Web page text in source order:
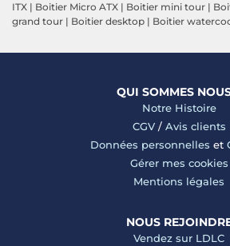
ITX | Boitier Micro ATX | Boitier mini tour |
grand tour | Boitier desktop | Boitier
QUI SOMMES
Notre Histoire
CGV/ Avis clients
Données personnelles et
Gérer mes cookies
Mentions légales
NOUS
Vendez sur LDLC